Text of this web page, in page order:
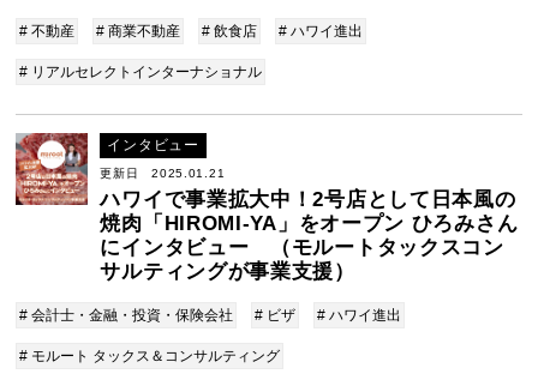
# 不動産 # 商業不動産 # 飲食店 # ハワイ進出
# リアルセレクトインターナショナル
インタビュー
更新日 2025.01.21
ハワイで事業拡大中！2号店として日本風の
焼肉「HIROMI-YA」をオープン ひろみさん
にインタビュー （モルートタックスコン
サルティングが事業支援）
# 会計士・金融・投資・保険会社 # ビザ # ハワイ進出
# モルート タックス＆コンサルティング